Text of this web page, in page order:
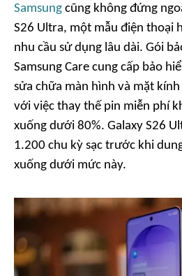
Samsung cũng không đứng
S26 Ultra, một mẫu điện thoại
nhu cầu sử dụng lâu dài. Gói
Samsung Care cung cấp bảo
sửa chữa màn hình và mặt
với việc thay thế pin miễn phí
xuống dưới 80%. Galaxy S26
1.200 chu kỳ sạc trước khi
xuống dưới mức này.